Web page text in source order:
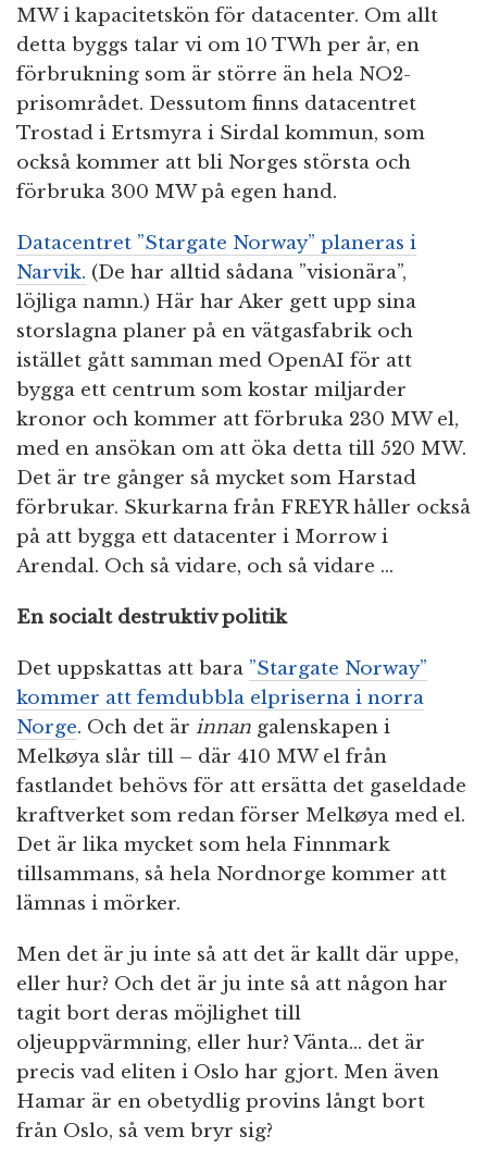
MW i kapacitetskön för datacenter. Om allt
detta byggs talar vi om 10 TWh per år, en
förbrukning som är större än hela NO2-
prisområdet. Dessutom finns datacentret
Trostad i Ertsmyra i Sirdal kommun, som
också kommer att bli Norges största och
förbruka 300 MW på egen hand.
Datacentret ”Stargate Norway” planeras i
Narvik. (De har alltid sådana ”visionära”,
löjliga namn.) Här har Aker gett upp sina
storslagna planer på en vätgasfabrik och
istället gått samman med OpenAI för att
bygga ett centrum som kostar miljarder
kronor och kommer att förbruka 230 MW el,
med en ansökan om att öka detta till 520 MW.
Det är tre gånger så mycket som Harstad
förbrukar. Skurkarna från FREYR håller också
på att bygga ett datacenter i Morrow i
Arendal. Och så vidare, och så vidare …
En socialt destruktiv politik
Det uppskattas att bara ”Stargate Norway”
kommer att femdubbla elpriserna i norra
Norge. Och det är innan galenskapen i
Melkøya slår till – där 410 MW el från
fastlandet behövs för att ersätta det gaseldade
kraftverket som redan förser Melkøya med el.
Det är lika mycket som hela Finnmark
tillsammans, så hela Nordnorge kommer att
lämnas i mörker.
Men det är ju inte så att det är kallt där uppe,
eller hur? Och det är ju inte så att någon har
tagit bort deras möjlighet till
oljeuppvärmning, eller hur? Vänta… det är
precis vad eliten i Oslo har gjort. Men även
Hamar är en obetydlig provins långt bort
från Oslo, så vem bryr sig?